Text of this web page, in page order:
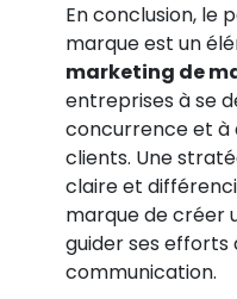
En conclusion, le
marque est un
marketing de
entreprises à se
concurrence et à
clients. Une
claire et
marque de créer
guider ses
communication.